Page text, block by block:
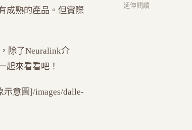
成熟的產品。但實際
除了Neuralink介
起來看看吧！
意圖]/images/dalle-
延伸閱讀